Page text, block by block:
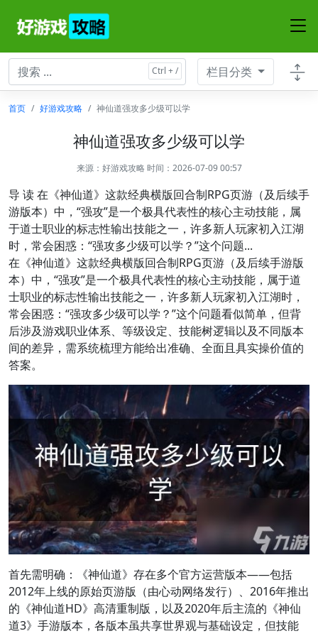
栏目分类
首页 好游戏攻略 神仙道强攻多少级可以学
神仙道强攻多少级可以学
来源： 好游戏攻略时间：2026-07-09 00:57
导 读 在《神仙道》这款经典横版回合制RPG页游（及后续手
游版本）中，“强攻”是一个极具代表性的核心主动技能，属
于道士职业的标志性输出技能之一，许多新人玩家初入江湖
时，常会困惑：“强攻多少级可以学？”这个问题...
在《神仙道》这款经典横版回合制RPG页游（及后续手游版
本）中，“强攻”是一个极具代表性的核心主动技能，属于道
士职业的标志性输出技能之一，许多新人玩家初入江湖时，
常会困惑：“强攻多少级可以学？”这个问题看似简单，但背
后涉及游戏职业体系、等级设定、技能树逻辑以及不同版本
间的差异，需系统梳理方能给出准确、全面且具实操价值的
答案。
首先需明确：《神仙道》存在多个官方运营版本——包括
2012年上线的原始页游版（由心动网络发行）、2016年推出
的《神仙道HD》高清重制版，以及2020年后主流的《神仙
道3》手游版本，各版本虽共享世界观与基础设定，但技能